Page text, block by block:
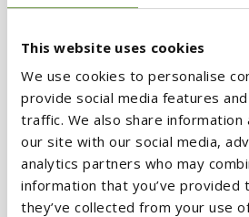
This website uses cookies
We use cookies to personalise
provide social media features
traffic. We also share
our site with our social media,
analytics partners who may
information that you’ve
they’ve collected from your use
κτίρια, σε χώρους κατοικίας,
πολιτισμού, αναψυχής και
μνημεία με ιδιαίτερο
ενδιαφέρον. Οι 400
που χορήγησε ο Όμιλος
ξενάγησαν το κοινό σε 53